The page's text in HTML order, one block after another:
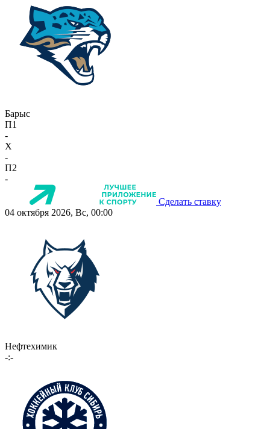
Барыс
П1
-
X
-
П2
-
Сделать ставку
04 октября 2026, Вс, 00:00
Нефтехимик
-:-